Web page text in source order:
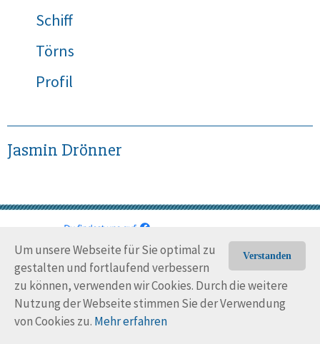
Verstanden
Um unsere Webseite für Sie optimal zu
gestalten und fortlaufend verbessern
zu können, verwenden wir Cookies. Durch die weitere
Nutzung der Webseite stimmen Sie der Verwendung
von Cookies zu. Mehr erfahren
Schiff
Törns
Profil
Jasmin Drönner
© Trans-Ocean e.V. 2010-2026 Impressum
Nutzungsbedingungen
Rechtliche Hinweise